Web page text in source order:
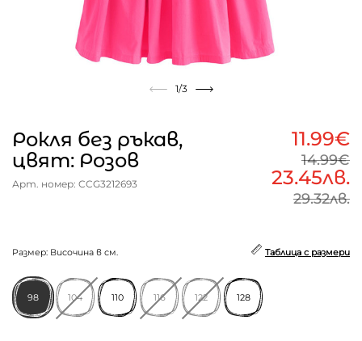
1/3
Рокля без ръкав,
цвят: Розов
Арт. номер: CCG3212693
11.99€
14.99€
23.45лв.
29.32лв.
Размер: Височина в см. Таблица с размери
98 104 110 116 122 128